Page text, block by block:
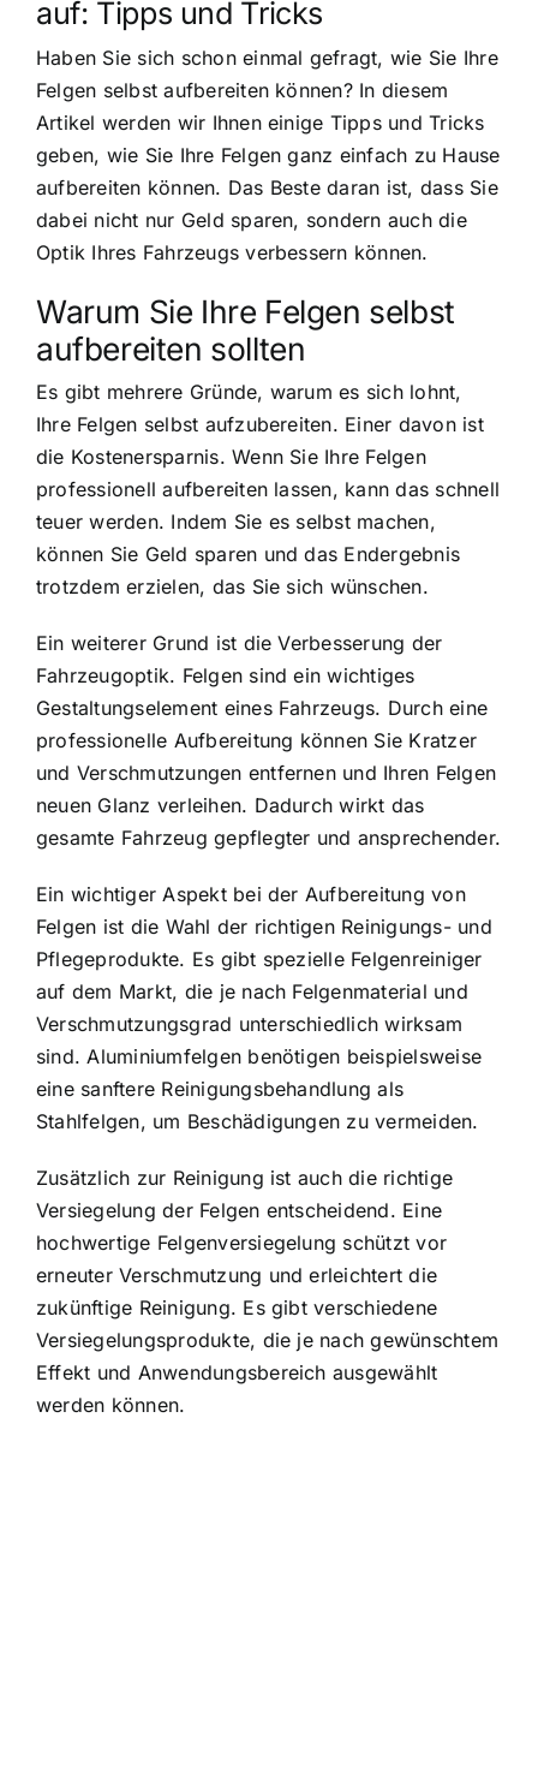
auf: Tipps und Tricks
Haben Sie sich schon einmal gefragt, wie Sie Ihre
Felgen selbst aufbereiten können? In diesem
Artikel werden wir Ihnen einige Tipps und Tricks
geben, wie Sie Ihre Felgen ganz einfach zu Hause
aufbereiten können. Das Beste daran ist, dass Sie
dabei nicht nur Geld sparen, sondern auch die
Optik Ihres Fahrzeugs verbessern können.
Warum Sie Ihre Felgen selbst
aufbereiten sollten
Es gibt mehrere Gründe, warum es sich lohnt,
Ihre Felgen selbst aufzubereiten. Einer davon ist
die Kostenersparnis. Wenn Sie Ihre Felgen
professionell aufbereiten lassen, kann das schnell
teuer werden. Indem Sie es selbst machen,
können Sie Geld sparen und das Endergebnis
trotzdem erzielen, das Sie sich wünschen.
Ein weiterer Grund ist die Verbesserung der
Fahrzeugoptik. Felgen sind ein wichtiges
Gestaltungselement eines Fahrzeugs. Durch eine
professionelle Aufbereitung können Sie Kratzer
und Verschmutzungen entfernen und Ihren Felgen
neuen Glanz verleihen. Dadurch wirkt das
gesamte Fahrzeug gepflegter und ansprechender.
Ein wichtiger Aspekt bei der Aufbereitung von
Felgen ist die Wahl der richtigen Reinigungs- und
Pflegeprodukte. Es gibt spezielle Felgenreiniger
auf dem Markt, die je nach Felgenmaterial und
Verschmutzungsgrad unterschiedlich wirksam
sind. Aluminiumfelgen benötigen beispielsweise
eine sanftere Reinigungsbehandlung als
Stahlfelgen, um Beschädigungen zu vermeiden.
Zusätzlich zur Reinigung ist auch die richtige
Versiegelung der Felgen entscheidend. Eine
hochwertige Felgenversiegelung schützt vor
erneuter Verschmutzung und erleichtert die
zukünftige Reinigung. Es gibt verschiedene
Versiegelungsprodukte, die je nach gewünschtem
Effekt und Anwendungsbereich ausgewählt
werden können.